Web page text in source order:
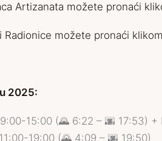
Artizanata možete pronaći
možete pronaći
2025:
15:00 (🌄 6:22 – 🌆 17:53)
19:00 (🌄 4:09 – 🌆 19:50)